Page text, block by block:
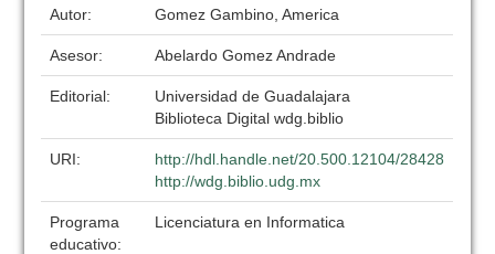
Autor: Gomez Gambino, America
Asesor: Abelardo Gomez Andrade
Editorial:
Universidad de Guadalajara
Biblioteca Digital wdg.biblio
URI:
http://hdl.handle.net/20.500.12104/28428
http://wdg.biblio.udg.mx
Programa
educativo:
Licenciatura en Informatica